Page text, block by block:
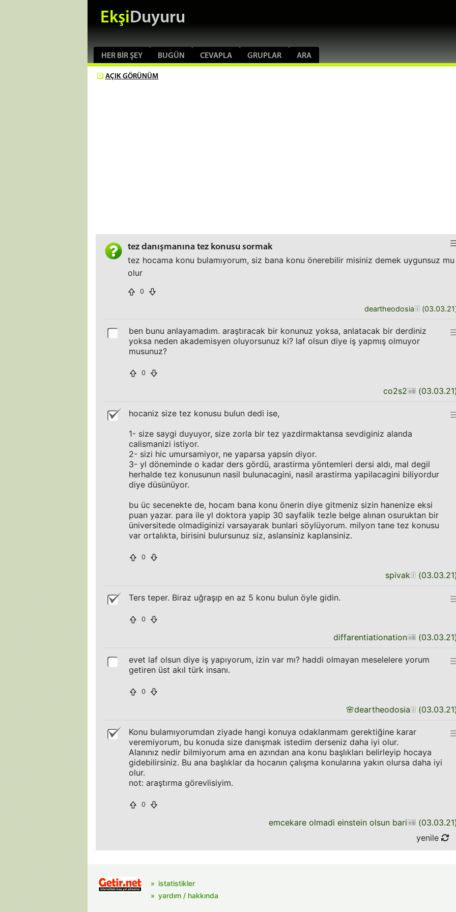
EkşiDuyuru
HER BIR ŞEY BUGÜN CEVAPLA GRUPLAR ARA
AÇIK GÖRÜNÜM
tez danışmanına tez konusu sormak
tez hocama konu bulamıyorum, siz bana konu önerebilir misiniz demek uygunsuz mu
olur
0
deartheodosia (03.03.21
ben bunu anlayamadım. araştıracak bir konunuz yoksa, anlatacak bir derdiniz
yoksa neden akademisyen oluyorsunuz ki? laf olsun diye iş yapmış olmuyor
musunuz?
0
co2s2 (03.03.21
hocaniz size tez konusu bulun dedi ise,
1- size saygi duyuyor, size zorla bir tez yazdirmaktansa sevdiginiz alanda
calismanizi istiyor.
2- sizi hic umursamiyor, ne yaparsa yapsin diyor.
3- yl döneminde o kadar ders gördü, arastirma yöntemleri dersi aldı, mal degil
herhalde tez konusunun nasil bulunacagini, nasil arastirma yapilacagini biliyordur
diye düsünüyor.
bu üc secenekte de, hocam bana konu önerin diye gitmeniz sizin hanenize eksi
puan yazar. para ile yl doktora yapip 30 sayfalik tezle belge alınan osuruktan bir
üniversitede olmadiginizi varsayarak bunlari söylüyorum. milyon tane tez konusu
var ortalıkta, birisini bulursunuz siz, aslansiniz kaplansiniz.
0
spivak (03.03.21
Ters teper. Biraz uğraşıp en az 5 konu bulun öyle gidin.
0
diffarentiationation (03.03.21
evet laf olsun diye iş yapıyorum, izin var mı? haddi olmayan meselelere yorum
getiren üst akıl türk insanı.
0
🌸deartheodosia (03.03.21
Konu bulamıyorumdan ziyade hangi konuya odaklanmam gerektiğine karar
veremiyorum, bu konuda size danışmak istedim derseniz daha iyi olur.
Alanınız nedir bilmiyorum ama en azından ana konu başlıkları belirleyip hocaya
gidebilirsiniz. Bu ana başlıklar da hocanın çalışma konularına yakın olursa daha iyi
olur.
not: araştırma görevlisiyim.
0
emcekare olmadi einstein olsun bari (03.03.21
yenile
istatistikler
yardım / hakkında